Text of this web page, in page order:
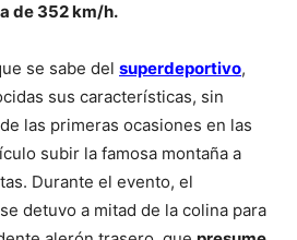
de 352 km/h.
se sabe del superdeportivo,
sus características, sin
las primeras ocasiones en las
subir la famosa montaña a
Durante el evento, el
se detuvo a mitad de la colina para